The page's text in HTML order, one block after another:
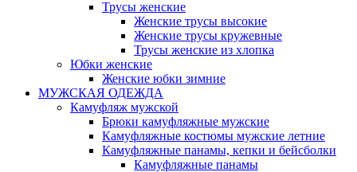
Трусы женские
Женские трусы высокие
Женские трусы кружевные
Трусы женские из хлопка
Юбки женские
Женские юбки зимние
МУЖСКАЯ ОДЕЖДА
Камуфляж мужской
Брюки камуфляжные мужские
Камуфляжные костюмы мужские летние
Камуфляжные панамы, кепки и бейсболки
Камуфляжные панамы